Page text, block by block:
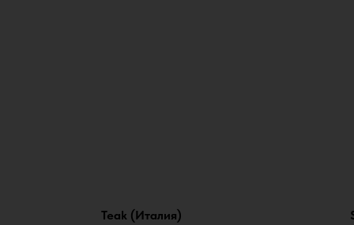
Teak (Италия)